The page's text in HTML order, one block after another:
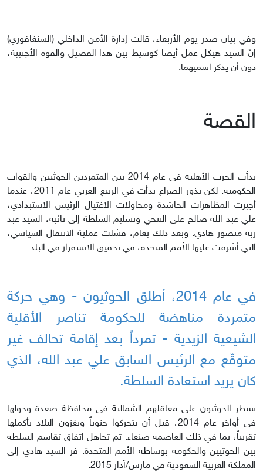
وفي بيان صدر يوم الأربعاء، قالت إدارة الأمن الداخلي (السنغافوري)
إنّ السيد هيكل عمل أيضا كوسيط بين هذا الفصيل والقوة الأجنبية،
دون أن يذكر اسميهما.
القصة
بدأت الحرب الأهلية في عام 2014 بين المتمردين الحوثيين والقوات
الحكومية. لكن بذور الصراع بدأت في الربيع العربي عام 2011، عندما
أجبرت المظاهرات الحاشدة ومحاولات الاغتيال الرئيس الاستبدادي،
علي عبد الله صالح على التنحي وتسليم السلطة إلى نائبه، السيد عبد
ربه منصور هادي. وبعد ذلك بعام، فشلت عملية الانتقال السياسي،
التي أشرفت عليها الأمم المتحدة، في تحقيق الاستقرار في البلد.
في عام 2014، أطلق الحوثيون - وهي حركة
متمردة مناهضة للحكومة تناصر الأقلية
الشيعية الزيدية - تمرداً بعد إقامة تحالف غير
متوقّع مع الرئيس السابق علي عبد الله، الذي
كان يريد استعادة السلطة.
سيطر الحوثيون على معاقلهم الشمالية في محافظة صعدة وحولها
في أواخر عام 2014، قبل أن يتحركوا جنوباً ويغزون البلاد بأكملها
تقريباً، بما في ذلك العاصمة صنعاء. تم تجاهل اتفاق تقاسم السلطة
بين الحوثيين والحكومة بوساطة الأمم المتحدة. فر السيد هادي إلى
المملكة العربية السعودية في مارس/آذار 2015.